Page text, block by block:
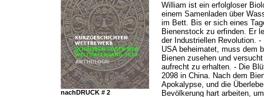
nachDRUCK # 2
William ist ein erfolgloser
einem Samenladen über
im Bett. Bis er sich eines
Bienenstock zu erfinden. Er
der Industriellen Revolution.
USA beheimatet, muss dem
Bienen zusehen und
aufrecht zu erhalten. - Die
2098 in China. Nach dem
Apokalypse, und die
Bevölkerung hart arbeiten,